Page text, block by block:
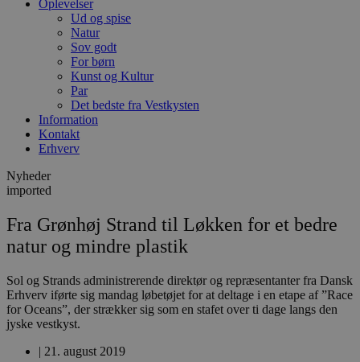
Oplevelser
Ud og spise
Natur
Sov godt
For børn
Kunst og Kultur
Par
Det bedste fra Vestkysten
Information
Kontakt
Erhverv
Nyheder
imported
Fra Grønhøj Strand til Løkken for et bedre
natur og mindre plastik
Sol og Strands administrerende direktør og repræsentanter fra Dansk
Erhverv iførte sig mandag løbetøjet for at deltage i en etape af ”Race
for Oceans”, der strækker sig som en stafet over ti dage langs den
jyske vestkyst.
| 21. august 2019